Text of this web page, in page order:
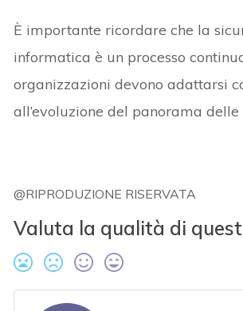
È importante ricordare che la
informatica è un processo
organizzazioni devono adattarsi
all’evoluzione del panorama delle
@RIPRODUZIONE RISERVATA
Valuta la qualità di